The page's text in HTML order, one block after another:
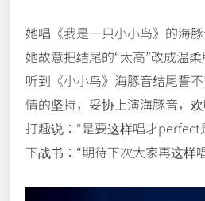
她唱《我是一只小小鸟》的海
她故意把结尾的“太高”改成温
听到《小小鸟》海豚音结尾誓
情的坚持，妥协上演海豚音，
打趣说：“是要这样唱才perfect
下战书：“期待下次大家再这样